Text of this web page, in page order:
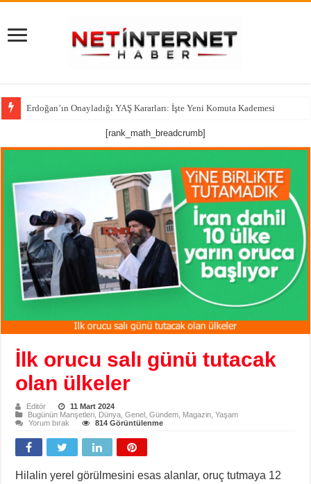
Erdoğan’ın Onayladığı YAŞ Kararları: İşte Yeni Komuta Kademesi
[rank_math_breadcrumb]
İlk orucu salı günü tutacak
olan ülkeler
Editör
11 Mart 2024
Bugünün Manşetleri Dünya ,Genel ,Gündem Magazin ,Yaşam
Yorum bırak
814 Görüntülenme
Hilalin yerel görülmesini esas alanlar, oruç tutmaya 12